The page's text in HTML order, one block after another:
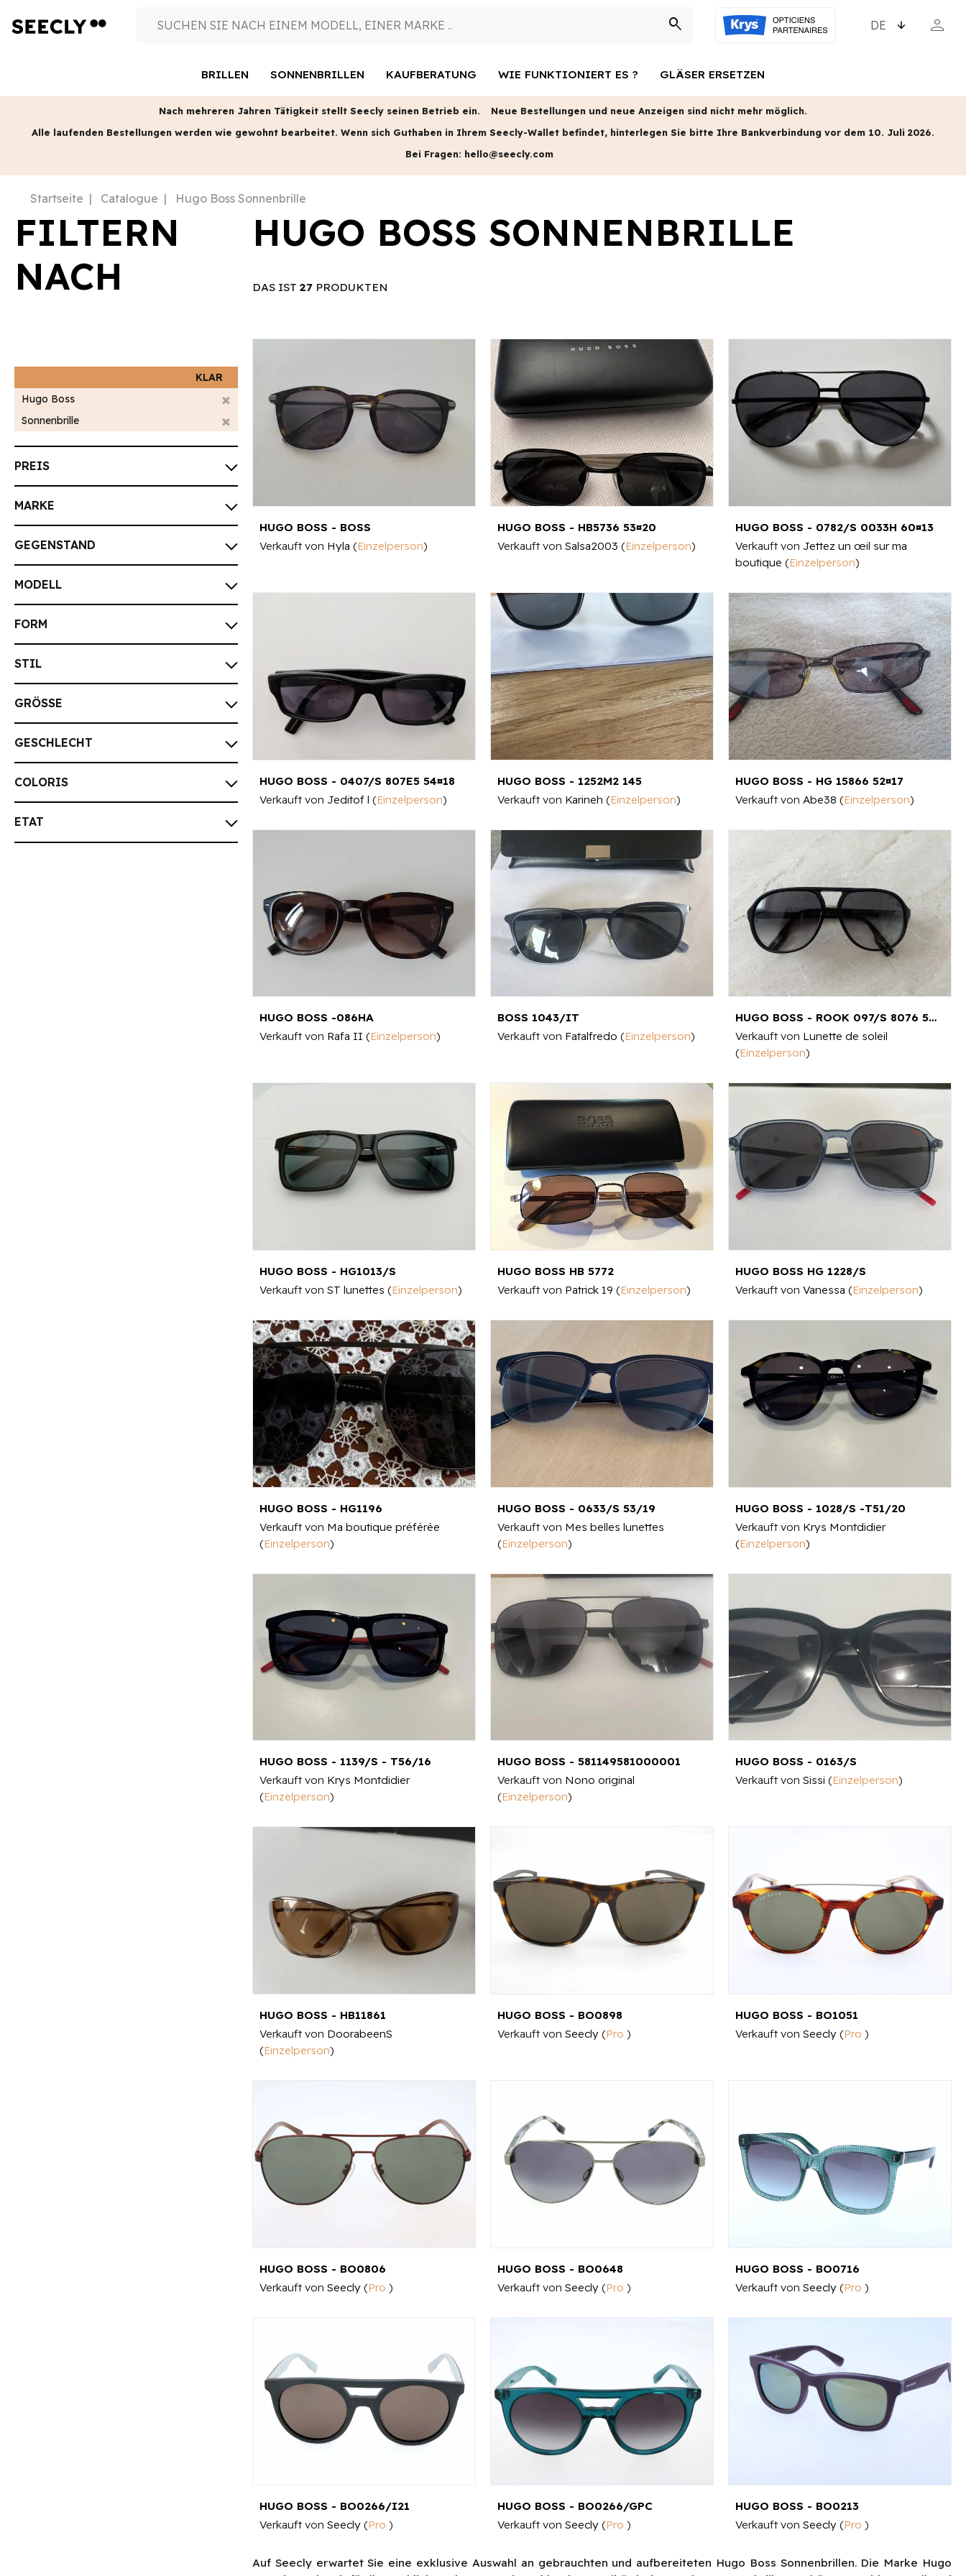
search person
BRILLEN SONNENBRILLEN KAUFBERATUNG WIE FUNKTIONIERT ES ? GLÄSER ERSETZEN
Nach mehreren Jahren Tätigkeit stellt Seecly seinen Betrieb ein.
Neue Bestellungen und neue Anzeigen sind nicht mehr möglich.
Alle laufenden Bestellungen werden wie gewohnt bearbeitet. Wenn sich Guthaben in Ihrem Seecly-Wallet befindet, hinterlegen Sie bitte Ihre Bankverbindung vor dem 10. Juli 2026.
Bei Fragen: hello@seecly.com
Startseite Catalogue Hugo Boss Sonnenbrille
FILTERN
NACH
KLAR
Hugo Boss
Sonnenbrille
PREIS
MARKE
GEGENSTAND
MODELL
FORM
STIL
GRÖSSE
GESCHLECHT
COLORIS
ETAT
HUGO BOSS SONNENBRILLE
DAS IST 27 PRODUKTEN
HUGO BOSS - BOSS
Verkauft von Hyla (Einzelperson)
HUGO BOSS - HB5736 53¤20
Verkauft von Salsa2003 (Einzelperson)
HUGO BOSS - 0782/S 0033H 60¤13
Verkauft von Jettez un œil sur ma
boutique (Einzelperson)
HUGO BOSS - 0407/S 807E5 54¤18
Verkauft von Jeditof l (Einzelperson)
HUGO BOSS - 1252M2 145
Verkauft von Karineh (Einzelperson)
HUGO BOSS - HG 15866 52¤17
Verkauft von Abe38 (Einzelperson)
HUGO BOSS -086HA
Verkauft von Rafa II (Einzelperson)
BOSS 1043/IT
Verkauft von Fatalfredo (Einzelperson)
HUGO BOSS - ROOK 097/S 8076 58[]16 145
Verkauft von Lunette de soleil
(Einzelperson)
HUGO BOSS - HG1013/S
Verkauft von ST lunettes (Einzelperson)
HUGO BOSS HB 5772
Verkauft von Patrick 19 (Einzelperson)
HUGO BOSS HG 1228/S
Verkauft von Vanessa (Einzelperson)
HUGO BOSS - HG1196
Verkauft von Ma boutique préférée
(Einzelperson)
HUGO BOSS - 0633/S 53/19
Verkauft von Mes belles lunettes
(Einzelperson)
HUGO BOSS - 1028/S -T51/20
Verkauft von Krys Montdidier
(Einzelperson)
HUGO BOSS - 1139/S - T56/16
Verkauft von Krys Montdidier
(Einzelperson)
HUGO BOSS - 581149581000001
Verkauft von Nono original
(Einzelperson)
HUGO BOSS - 0163/S
Verkauft von Sissi (Einzelperson)
HUGO BOSS - HB11861
Verkauft von DoorabeenS
(Einzelperson)
HUGO BOSS - BO0898
Verkauft von Seecly(Pro )
HUGO BOSS - BO1051
Verkauft von Seecly(Pro )
HUGO BOSS - BO0806
Verkauft von Seecly (Pro )
HUGO BOSS - BO0648
Verkauft von Seecly(Pro )
HUGO BOSS - BO0716
Verkauft von Seecly(Pro )
HUGO BOSS - BO0266/I21
Verkauft von Seecly (Pro )
HUGO BOSS - BO0266/GPC
Verkauft von Seecly(Pro )
HUGO BOSS - BO0213
Verkauft von Seecly(Pro )
Auf Seecly erwartet Sie eine exklusive Auswahl an gebrauchten und aufbereiteten Hugo Boss Sonnenbrillen. Die Marke Hugo